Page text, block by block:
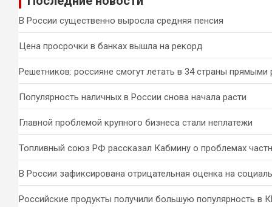
В России существенно выросла средняя пенсия
Цена просрочки в банках вышла на рекорд
Решетников: россияне смогут летать в 34 страны прямыми
Популярность наличных в России снова начала расти
Главной проблемой крупного бизнеса стали неплатежи
Топливный союз РФ рассказал Кабмину о проблемах
В России зафиксирована отрицательная оценка на
Российские продукты получили большую популярность в